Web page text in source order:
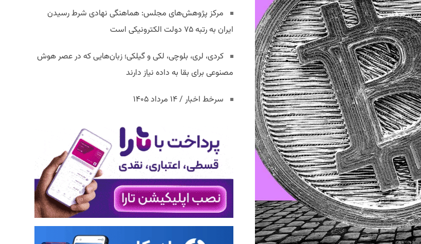
مرکز پژوهش‌های مجلس: هماهنگی نهادی شرط رسیدن
ایران به رتبه ۷۵ دولت الکترونیکی است
کردی، لری، بلوچی، لکی و گیلکی؛ زبان‌هایی که در عصر هوش
مصنوعی برای بقا به داده نیاز دارند
سرخط اخبار / ۱۴ مرداد ۱۴۰۵